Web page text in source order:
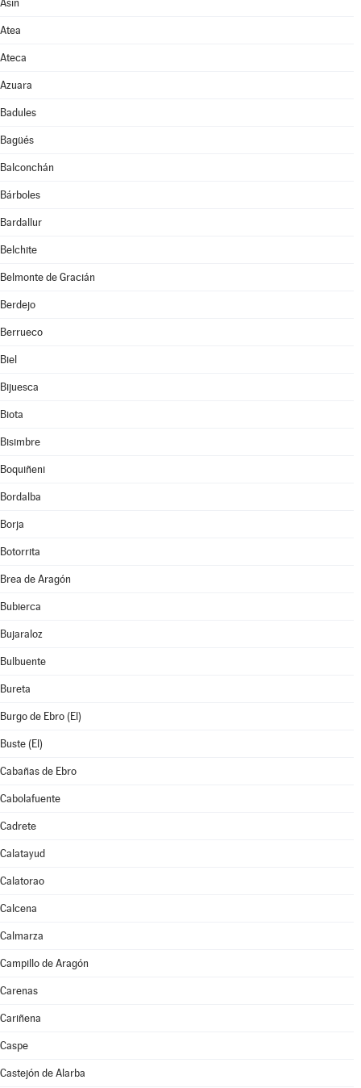
Asín
Atea
Ateca
Azuara
Badules
Bagüés
Balconchán
Bárboles
Bardallur
Belchite
Belmonte de Gracián
Berdejo
Berrueco
Biel
Bijuesca
Biota
Bisimbre
Boquiñeni
Bordalba
Borja
Botorrita
Brea de Aragón
Bubierca
Bujaraloz
Bulbuente
Bureta
Burgo de Ebro (El)
Buste (El)
Cabañas de Ebro
Cabolafuente
Cadrete
Calatayud
Calatorao
Calcena
Calmarza
Campillo de Aragón
Carenas
Cariñena
Caspe
Castejón de Alarba